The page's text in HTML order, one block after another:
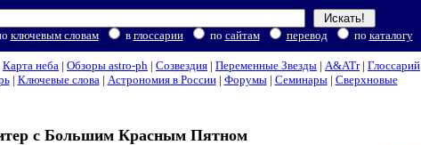
ключевым словам в глоссарии по сайтам перевод по каталогу
Карта неба | Обзоры astro-ph | Созвездия | Переменные Звезды | A&ATr| Глоссарий
| Ключевые слова| Астрономия в России| Форумы| Семинары| Сверхновые
с Большим Красным Пятном